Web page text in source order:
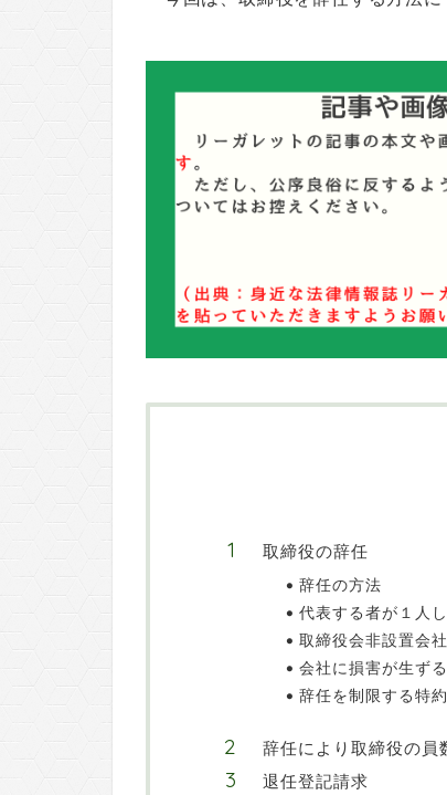
取締役の辞任
辞任の方法
代表する者が１人
取締役会非設置会
会社に損害が生ず
辞任を制限する特
辞任により取締役の員
退任登記請求